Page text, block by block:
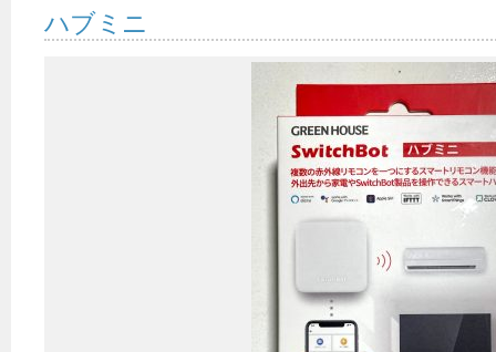
ハブミニ